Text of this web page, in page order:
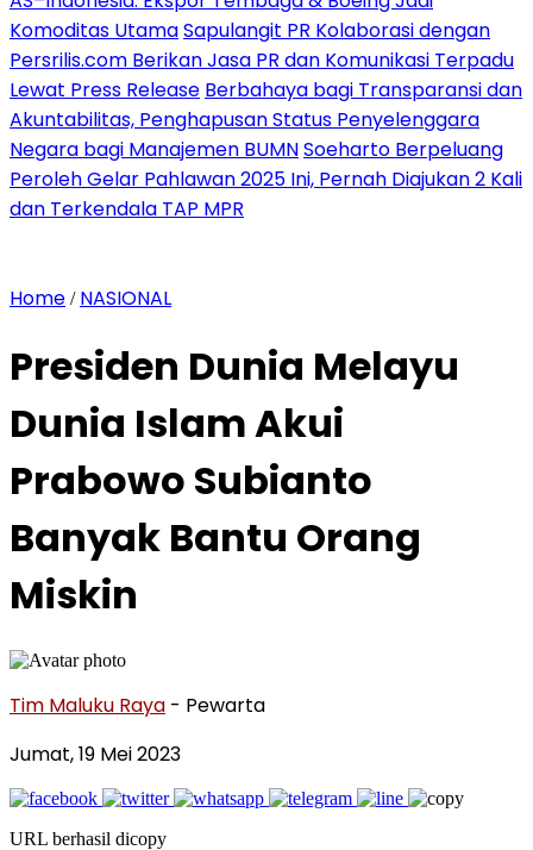
Komoditas UtamaSapulangit PR Kolaborasi dengan
Persrilis.com Berikan Jasa PR dan Komunikasi Terpadu
Lewat Press Release Berbahaya bagi Transparansi dan
Akuntabilitas, Penghapusan Status Penyelenggara
Negara bagi Manajemen BUMNSoeharto Berpeluang
Peroleh Gelar Pahlawan 2025 Ini, Pernah Diajukan 2 Kali
dan Terkendala TAP MPR
Home / NASIONAL
Presiden Dunia Melayu
Dunia Islam Akui
Prabowo Subianto
Banyak Bantu Orang
Miskin
Tim Maluku Raya - Pewarta
Jumat, 19 Mei 2023
URL berhasil dicopy